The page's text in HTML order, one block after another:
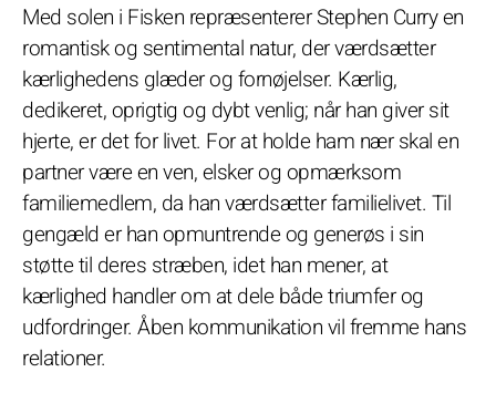
Med solen i Fisken repræsenterer Stephen Curry en
romantisk og sentimental natur, der værdsætter
kærlighedens glæder og fornøjelser. Kærlig,
dedikeret, oprigtig og dybt venlig; når han giver sit
hjerte, er det for livet. For at holde ham nær skal en
partner være en ven, elsker og opmærksom
familiemedlem, da han værdsætter familielivet. Til
gengæld er han opmuntrende og generøs i sin
støtte til deres stræben, idet han mener, at
kærlighed handler om at dele både triumfer og
udfordringer. Åben kommunikation vil fremme hans
relationer.